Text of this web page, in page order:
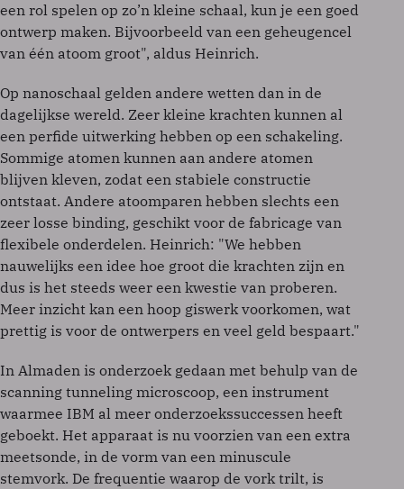
een rol spelen op zo’n kleine schaal, kun je een goed
ontwerp maken. Bijvoorbeeld van een geheugencel
van één atoom groot", aldus Heinrich.
Op nanoschaal gelden andere wetten dan in de
dagelijkse wereld. Zeer kleine krachten kunnen al
een perfide uitwerking hebben op een schakeling.
Sommige atomen kunnen aan andere atomen
blijven kleven, zodat een stabiele constructie
ontstaat. Andere atoomparen hebben slechts een
zeer losse binding, geschikt voor de fabricage van
flexibele onderdelen. Heinrich: "We hebben
nauwelijks een idee hoe groot die krachten zijn en
dus is het steeds weer een kwestie van proberen.
Meer inzicht kan een hoop giswerk voorkomen, wat
prettig is voor de ontwerpers en veel geld bespaart."
In Almaden is onderzoek gedaan met behulp van de
scanning tunneling microscoop, een instrument
waarmee IBM al meer onderzoekssuccessen heeft
geboekt. Het apparaat is nu voorzien van een extra
meetsonde, in de vorm van een minuscule
stemvork. De frequentie waarop de vork trilt, is